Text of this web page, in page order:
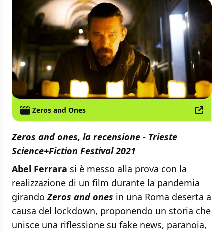
Zeros and Ones
Zeros and ones, la recensione - Trieste
Science+Fiction Festival 2021
Abel Ferrara si è messo alla prova con la
realizzazione di un film durante la pandemia
girandoZeros and ones in una Roma deserta a
causa del lockdown, proponendo un storia che
unisce una riflessione su fake news, paranoia,